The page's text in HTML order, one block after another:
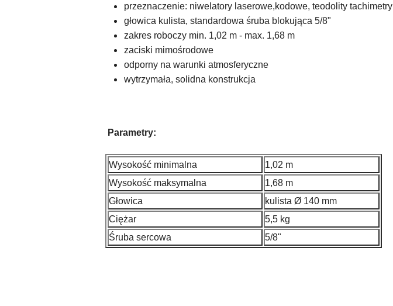
przeznaczenie: niwelatory laserowe,kodowe, teodolity tachimetry
głowica kulista, standardowa śruba blokująca 5/8"
zakres roboczy min. 1,02 m - max. 1,68 m
zaciski mimośrodowe
odporny na warunki atmosferyczne
wytrzymała, solidna konstrukcja
Parametry:
Wysokość minimalna
1,02 m
Wysokość maksymalna
1,68 m
Głowica
kulista Ø 140 mm
Ciężar
5,5 kg
Śruba sercowa
5/8"